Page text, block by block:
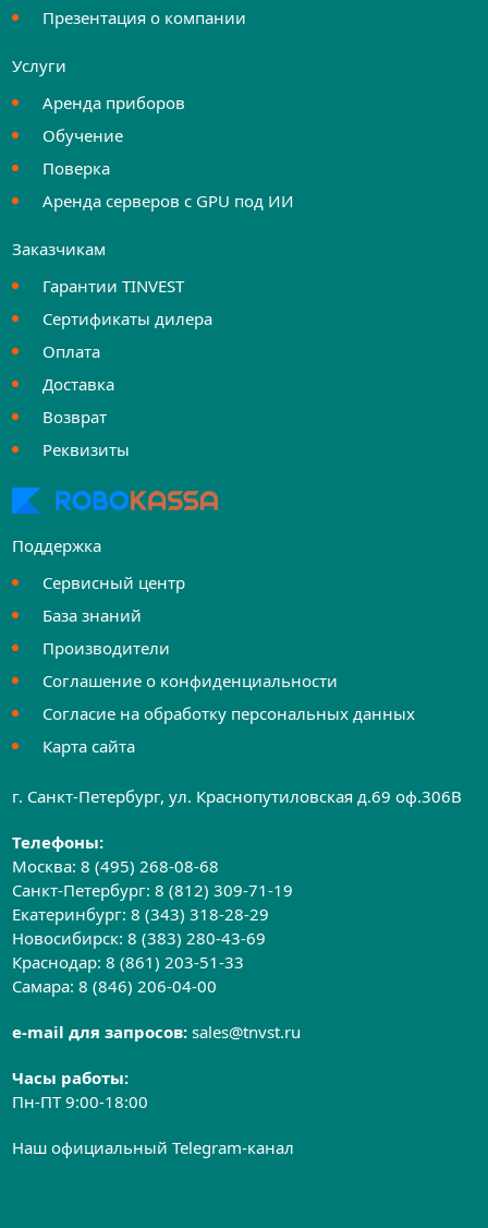
Презентация о компании
Услуги
Аренда приборов
Обучение
Поверка
Аренда серверов с GPU под ИИ
Заказчикам
Гарантии TINVEST
Сертификаты дилера
Оплата
Доставка
Возврат
Реквизиты
Поддержка
Сервисный центр
База знаний
Производители
Соглашение о конфиденциальности
Согласие на обработку персональных данных
Карта сайта
г. Санкт-Петербург, ул. Краснопутиловская д.69 оф.306B
Телефоны:
Москва:8 (495) 268-08-68
Санкт-Петербург:8 (812) 309-71-19
Екатеринбург:8 (343) 318-28-29
Новосибирск:8 (383) 280-43-69
Краснодар:8 (861) 203-51-33
Самара:8 (846) 206-04-00
e-mail для запросов:sales@tnvst.ru
Часы работы:
Пн-ПТ 9:00-18:00
Наш официальный Telegram-канал